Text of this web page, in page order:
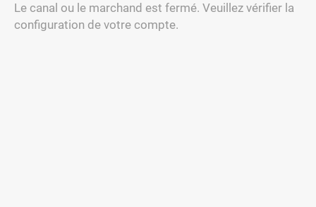
Le canal ou le marchand est fermé. Veuillez vérifier la
configuration de votre compte.